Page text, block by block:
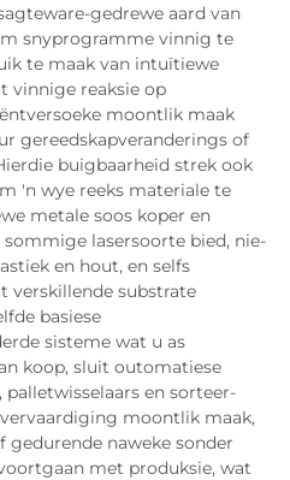
gedrewe aard van
snyprogramme vinnig te
te maak van intuïtiewe
vinnige reaksie op
moontlik maak
gereedskapveranderings of
buigbaarheid strek ook
'n wye reeks materiale te
metale soos koper en
lasersoorte bied, nie-
en hout, en selfs
verskillende substrate
basiese
sisteme wat u as
koop, sluit outomatiese
en sorteer-
moontlik maak,
naweke sonder
met produksie, wat